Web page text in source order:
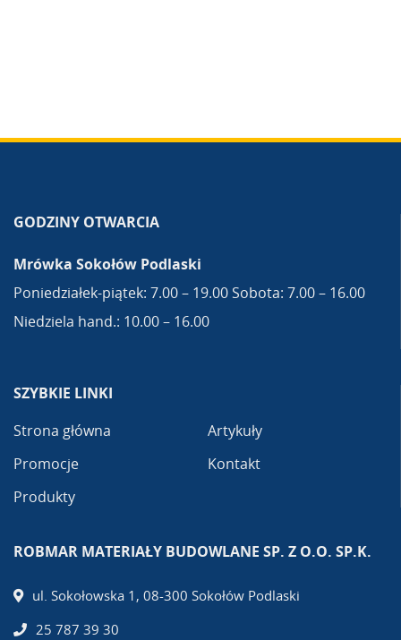
GODZINY OTWARCIA
Mrówka Sokołów Podlaski
Poniedziałek-piątek: 7.00 – 19.00 Sobota: 7.00 – 16.00
Niedziela hand.: 10.00 – 16.00
SZYBKIE LINKI
Strona główna
Promocje
Produkty
Artykuły
Kontakt
ROBMAR MATERIAŁY BUDOWLANE SP. Z O.O. SP.K.
ul. Sokołowska 1, 08-300 Sokołów Podlaski
25 787 39 30